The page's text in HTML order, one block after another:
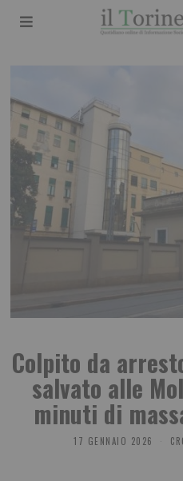
Colpito da
salvato alle
minuti di
17 GENNAIO 2026